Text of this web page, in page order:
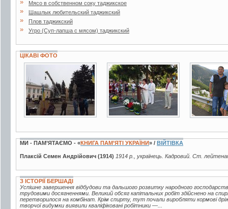
» Мясо в собственном соку таджикское
» Шашлык любительский таджикский
» Плов таджикский
» Угро (Суп-лапша с мясом) таджикский
ЦІКАВІ ФОТО
19 фото 7 фото
МИ - ПАМ’ЯТАЄМО - «КНИГА ПАМ’ЯТІ УКРАЇНИ» / ВІЙТІВКА
Плаксій Семен Андрійович (1914) 1914 р., українець. Кадровий. Ст.
З ІСТОРІЇ БЕРШАДІ
Успішне завершення відбудови та дальшого розвитку народного
трудовими досягненнями. Великий обсяг капітальних робіт здійснено на
перетворилося на комбінат. Крім спирту, тут почали виробляти кормові
творчої видумки виявили кваліфіковані робітники —...